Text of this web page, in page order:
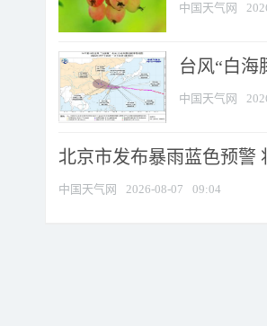
中国天气网
台风“白海
中国天气网
北京市发布暴雨蓝色预警
中国天气网 2026-08-07 09:04